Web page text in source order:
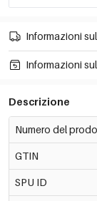
Informazioni
Informazioni
Descrizione
Numero del
GTIN
SPU ID